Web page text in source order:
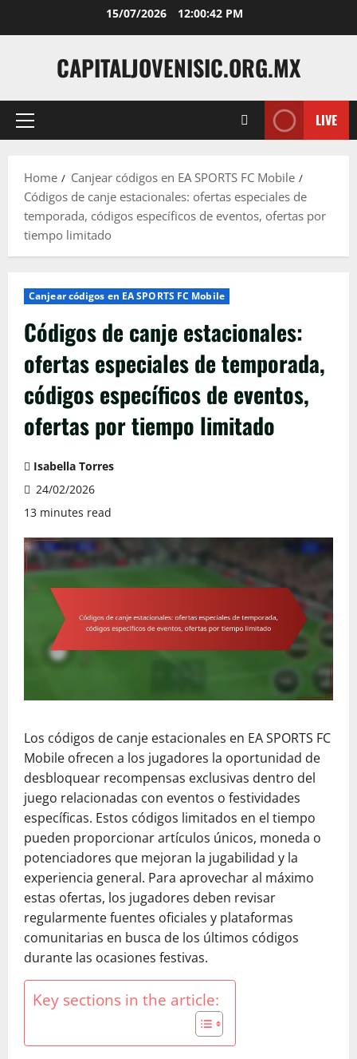
15/07/2026 12:00:43 PM
CAPITALJOVENISIC.ORG.MX
Primary
LIVE
Home
Canjear códigos en EA SPORTS FC Mobile
Códigos de canje estacionales: ofertas especiales de
temporada, códigos específicos de eventos, ofertas por
tiempo limitado
Canjear códigos en EA SPORTS FC Mobile
Códigos de canje estacionales:
ofertas especiales de temporada,
códigos específicos de eventos,
ofertas por tiempo limitado
Isabella Torres
24/02/2026
13 minutes read
Los códigos de canje estacionales en EA SPORTS FC
Mobile ofrecen a los jugadores la oportunidad de
desbloquear recompensas exclusivas dentro del
juego relacionadas con eventos o festividades
específicas. Estos códigos limitados en el tiempo
pueden proporcionar artículos únicos, moneda o
potenciadores que mejoran la jugabilidad y la
experiencia general. Para aprovechar al máximo
estas ofertas, los jugadores deben revisar
regularmente fuentes oficiales y plataformas
comunitarias en busca de los últimos códigos
durante las ocasiones festivas.
Key sections in the article: